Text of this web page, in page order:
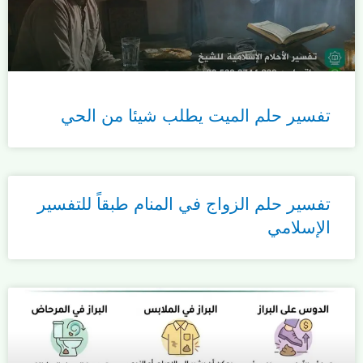
تفسير حلم الميت يطلب شيئا من الحي
تفسير حلم الزواج في المنام طبقاً للتفسير
الإسلامي